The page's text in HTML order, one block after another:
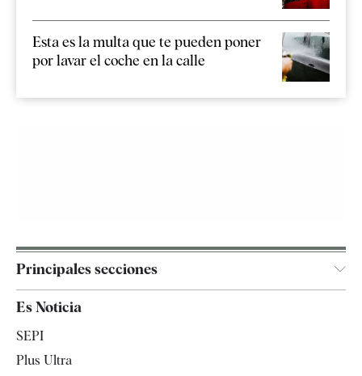
Esta es la multa que te pueden poner
por lavar el coche en la calle
Principales secciones
España
Es Noticia
SEPI
Plus Ultra